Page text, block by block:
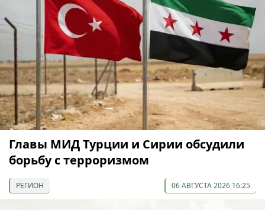
Главы МИД Турции и Сирии обсудили
борьбу с терроризмом
РЕГИОН 06 АВГУСТА 2026 16:25